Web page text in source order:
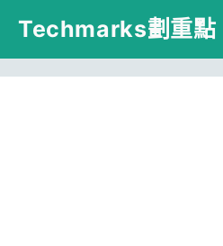
跳
主
Techmarks劃重點